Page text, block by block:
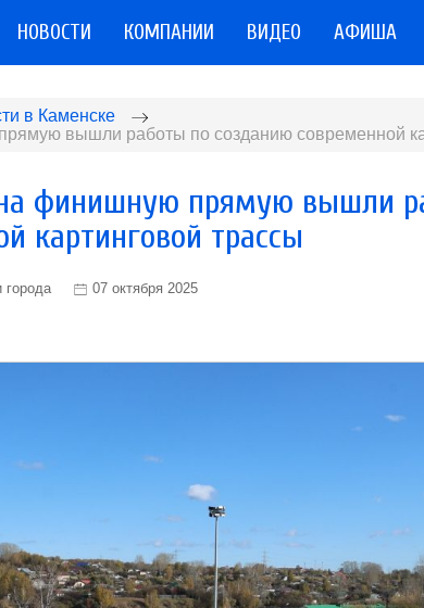
НОВОСТИ КОМПАНИИ ВИДЕО АФИША
в Каменске
вышли работы по созданию современной
финишную прямую вышли
картинговой трассы
города 07 октября 2025